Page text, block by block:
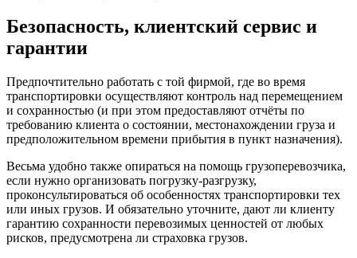
Безопасность, клиентский сервис и
гарантии
Предпочтительно работать с той фирмой, где во время
транспортировки осуществляют контроль над перемещением
и сохранностью (и при этом предоставляют отчёты по
требованию клиента о состоянии, местонахождении груза и
предположительном времени прибытия в пункт назначения).
Весьма удобно также опираться на помощь грузоперевозчика,
если нужно организовать погрузку-разгрузку,
проконсультироваться об особенностях транспортировки тех
или иных грузов. И обязательно уточните, дают ли клиенту
гарантию сохранности перевозимых ценностей от любых
рисков, предусмотрена ли страховка грузов.